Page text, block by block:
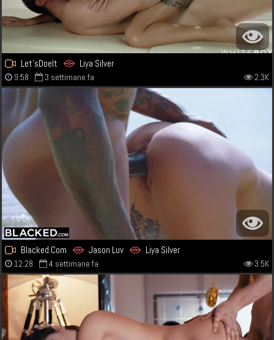
Let'sDoeIt Liya Silver
9:58 3 settimane fa 2.3K
Blacked.Com Jason Luv Liya Silver
12:28 4 settimane fa 3.5K